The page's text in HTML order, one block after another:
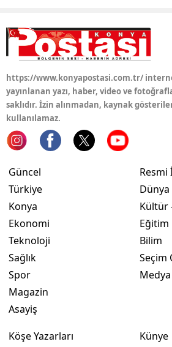
https://www.konyapostasi.com.tr/
yayınlanan yazı, haber, video ve
saklıdır. İzin alınmadan, kaynak
kullanılamaz.
Güncel
Türkiye
Konya
Ekonomi
Teknoloji
Sağlık
Spor
Magazin
Asayiş
Resmi
Dünya
Kültür
Eğitim
Bilim
Seçim
Medya
Köşe Yazarları
Künye